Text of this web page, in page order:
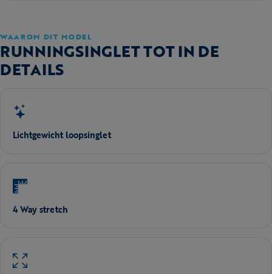
WAAROM DIT MODEL
RUNNINGSINGLET TOT IN DE
DETAILS
Lichtgewicht loopsinglet
4 Way stretch